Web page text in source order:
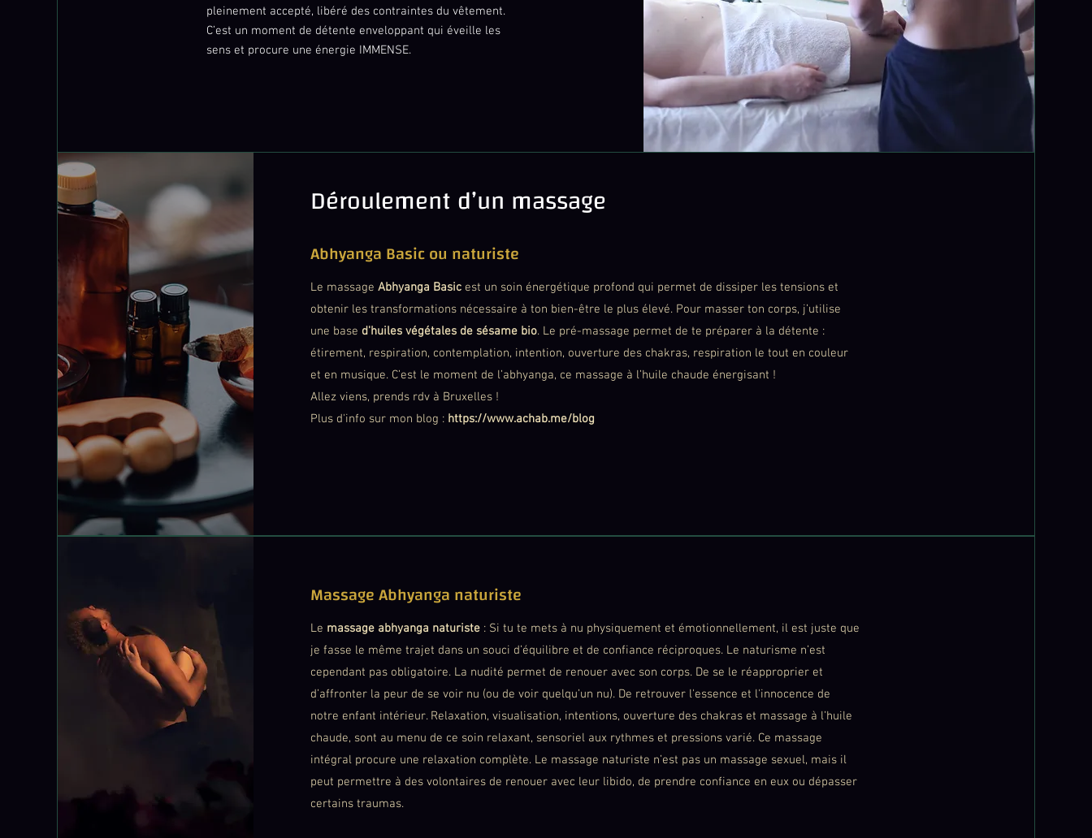
pleinement accepté, libéré des contraintes du vêtement.
C’est un moment de détente enveloppant qui éveille les
sens et procure une énergie IMMENSE.
Déroulement d’un massage
Abhyanga Basic ou naturiste
Le massageAbhyanga Basic est un soin énergétique profond qui permet de dissiper les tensions et
obtenir les transformations nécessaire à ton bien-être le plus élevé. Pour masser ton corps, j’utilise
une base d'huiles végétales de sésame bio. Le pré-massage permet de te préparer à la détente :
étirement, respiration, contemplation, intention, ouverture des chakras, respiration le tout en couleur
et en musique. C’est le moment de l’abhyanga, ce massage à l’huile chaude énergisant !
Allez viens, prends rdv à Bruxelles !
Plus d'info sur mon blog : https://www.achab.me/blog
Massage Abhyanga naturiste
Le massage abhyanga naturiste : Si tu te mets à nu physiquement et émotionnellement, il est juste que
je fasse le même trajet dans un souci d’équilibre et de confiance réciproques. Le naturisme n’est
cependant pas obligatoire. La nudité permet de renouer avec son corps. De se le réapproprier et
d’affronter la peur de se voir nu (ou de voir quelqu’un nu). De retrouver l'essence et l'innocence de
notre enfant intérieur. Relaxation, visualisation, intentions, ouverture des chakras et massage à l’huile
chaude, sont au menu de ce soin relaxant, sensoriel aux rythmes et pressions varié. Ce massage
intégral procure une relaxation complète. Le massage naturiste n’est pas un massage sexuel, mais il
peut permettre à des volontaires de renouer avec leur libido, de prendre confiance en eux ou dépasser
certains traumas.